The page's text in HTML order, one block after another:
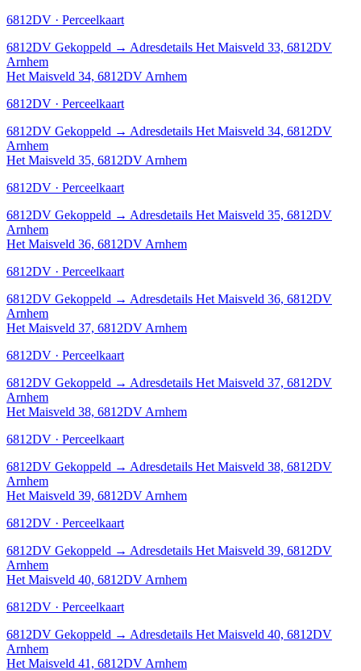
6812DV · Perceelkaart
6812DV Gekoppeld → Adresdetails Het Maisveld 33, 6812DV
Arnhem
Het Maisveld 34, 6812DV Arnhem
6812DV · Perceelkaart
6812DV Gekoppeld → Adresdetails Het Maisveld 34, 6812DV
Arnhem
Het Maisveld 35, 6812DV Arnhem
6812DV · Perceelkaart
6812DV Gekoppeld → Adresdetails Het Maisveld 35, 6812DV
Arnhem
Het Maisveld 36, 6812DV Arnhem
6812DV · Perceelkaart
6812DV Gekoppeld → Adresdetails Het Maisveld 36, 6812DV
Arnhem
Het Maisveld 37, 6812DV Arnhem
6812DV · Perceelkaart
6812DV Gekoppeld → Adresdetails Het Maisveld 37, 6812DV
Arnhem
Het Maisveld 38, 6812DV Arnhem
6812DV · Perceelkaart
6812DV Gekoppeld → Adresdetails Het Maisveld 38, 6812DV
Arnhem
Het Maisveld 39, 6812DV Arnhem
6812DV · Perceelkaart
6812DV Gekoppeld → Adresdetails Het Maisveld 39, 6812DV
Arnhem
Het Maisveld 40, 6812DV Arnhem
6812DV · Perceelkaart
6812DV Gekoppeld → Adresdetails Het Maisveld 40, 6812DV
Arnhem
Het Maisveld 41, 6812DV Arnhem